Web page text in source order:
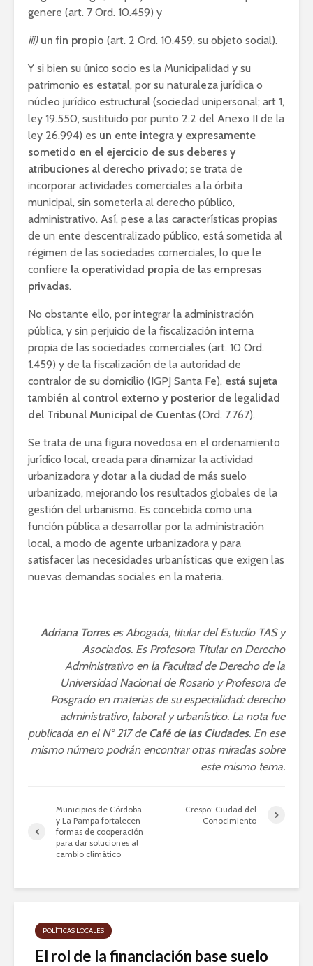
genere (art. 7 Ord. 10.459) y
iii) un fin propio (art. 2 Ord. 10.459, su objeto social).
Y si bien su único socio es la Municipalidad y su
patrimonio es estatal, por su naturaleza jurídica o
núcleo jurídico estructural (sociedad unipersonal; art 1,
ley 19.550, sustituido por punto 2.2 del Anexo II de la
ley 26.994) es un ente integra y expresamente
sometido en el ejercicio de sus deberes y
atribuciones al derecho privado; se trata de
incorporar actividades comerciales a la órbita
municipal, sin someterla al derecho público,
administrativo. Así, pese a las características propias
de un ente descentralizado público, está sometida al
régimen de las sociedades comerciales, lo que le
confiere la operatividad propia de las empresas
privadas.
No obstante ello, por integrar la administración
pública, y sin perjuicio de la fiscalización interna
propia de las sociedades comerciales (art. 10 Ord.
1.459) y de la fiscalización de la autoridad de
contralor de su domicilio (IGPJ Santa Fe), está sujeta
también al control externo y posterior de legalidad
del Tribunal Municipal de Cuentas (Ord. 7.767).
Se trata de una figura novedosa en el ordenamiento
jurídico local, creada para dinamizar la actividad
urbanizadora y dotar a la ciudad de más suelo
urbanizado, mejorando los resultados globales de la
gestión del urbanismo. Es concebida como una
función pública a desarrollar por la administración
local, a modo de agente urbanizadora y para
satisfacer las necesidades urbanísticas que exigen las
nuevas demandas sociales en la materia.
Adriana Torreses Abogada, titular del Estudio TAS y
Asociados. Es Profesora Titular en Derecho
Administrativo en la Facultad de Derecho de la
Universidad Nacional de Rosario y Profesora de
Posgrado en materias de su especialidad: derecho
administrativo, laboral y urbanístico. La nota fue
publicada en el Nº 217 de Café de las Ciudades. En ese
mismo número podrán encontrar otras miradas sobre
este mismo tema.
Municipios de Córdoba
y La Pampa fortalecen
formas de cooperación
para dar soluciones al
cambio climático
Crespo: Ciudad del
Conocimiento
POLÍTICAS LOCALES
El rol de la financiación base suelo